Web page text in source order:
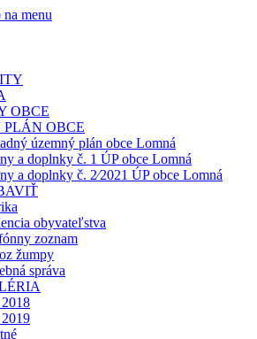
menu
OBCE
OBCE
územný plán obce Lomná
a doplnky č. 1 ÚP obce Lomná
a doplnky č. 2⁄2021 ÚP obce Lomná
obyvateľstva
zoznam
žumpy
správa